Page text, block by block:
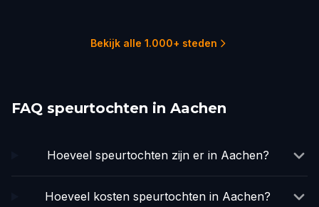
Bekijk alle 1.000+ steden
FAQ speurtochten in Aachen
Hoeveel speurtochten zijn er in Aachen?
Hoeveel kosten speurtochten in Aachen?